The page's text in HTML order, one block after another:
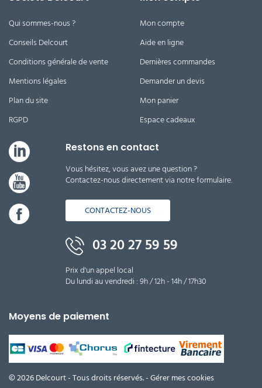
Qui sommes-nous ?
Conseils Delcourt
Conditions générale de vente
Mentions légales
Plan du site
RGPD
Mon compte
Aide en ligne
Dernières commandes
Demander un devis
Mon panier
Espace cadeaux
Restons en contact
Vous hésitez, vous avez une question ?
Contactez-nous directement via notre formulaire.
CONTACTEZ-NOUS
03 20 27 59 59
Prix d'un appel local
Du lundi au vendredi : 9h / 12h - 14h / 17h30
Moyens de paiement
© 2026 Delcourt - Tous droits réservés. -Gérer mes cookies